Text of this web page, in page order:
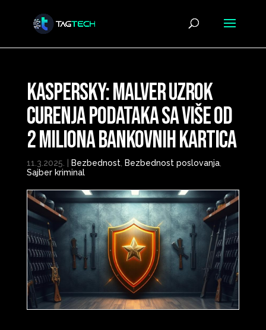
Kaspersky: Malver uzrok
curenja podataka sa više od
2 miliona bankovnih kartica
11.3.2025. Bezbednost, Bezbednost poslovanja,
Sajber kriminal